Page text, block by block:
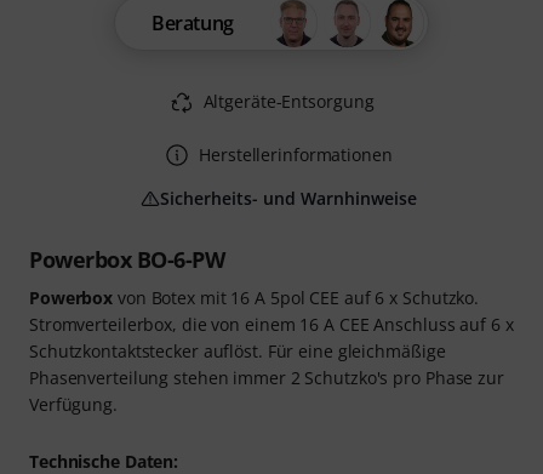
Powerbox BO-6-PW
Powerbox von Botex mit 16 A 5pol CEE auf 6 x Schutzko.
Stromverteilerbox, die von einem 16 A CEE Anschluss auf 6 x
Schutzkontaktstecker auflöst. Für eine gleichmäßige
Phasenverteilung stehen immer 2 Schutzko's pro Phase zur
Verfügung.
Technische Daten:
Beratung
Altgeräte-Entsorgung
Herstellerinformationen
Sicherheits- und Warnhinweise